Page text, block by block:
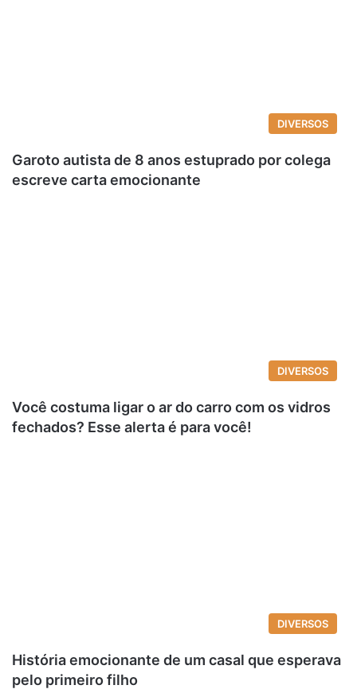
DIVERSOS
Garoto autista de 8 anos estuprado por colega
escreve carta emocionante
DIVERSOS
Você costuma ligar o ar do carro com os vidros
fechados? Esse alerta é para você!
DIVERSOS
História emocionante de um casal que esperava
pelo primeiro filho